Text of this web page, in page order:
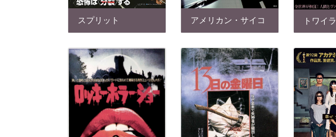
スプリット アメリカン・サイコ トワイ